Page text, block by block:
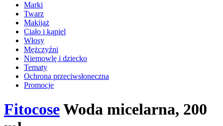
Marki
Twarz
Makijaż
Ciało i kąpiel
Włosy
Mężczyźni
Niemowlę i dziecko
Tematy
Ochrona przeciwsłoneczna
Promocje
FitocoseWoda micelarna, 200